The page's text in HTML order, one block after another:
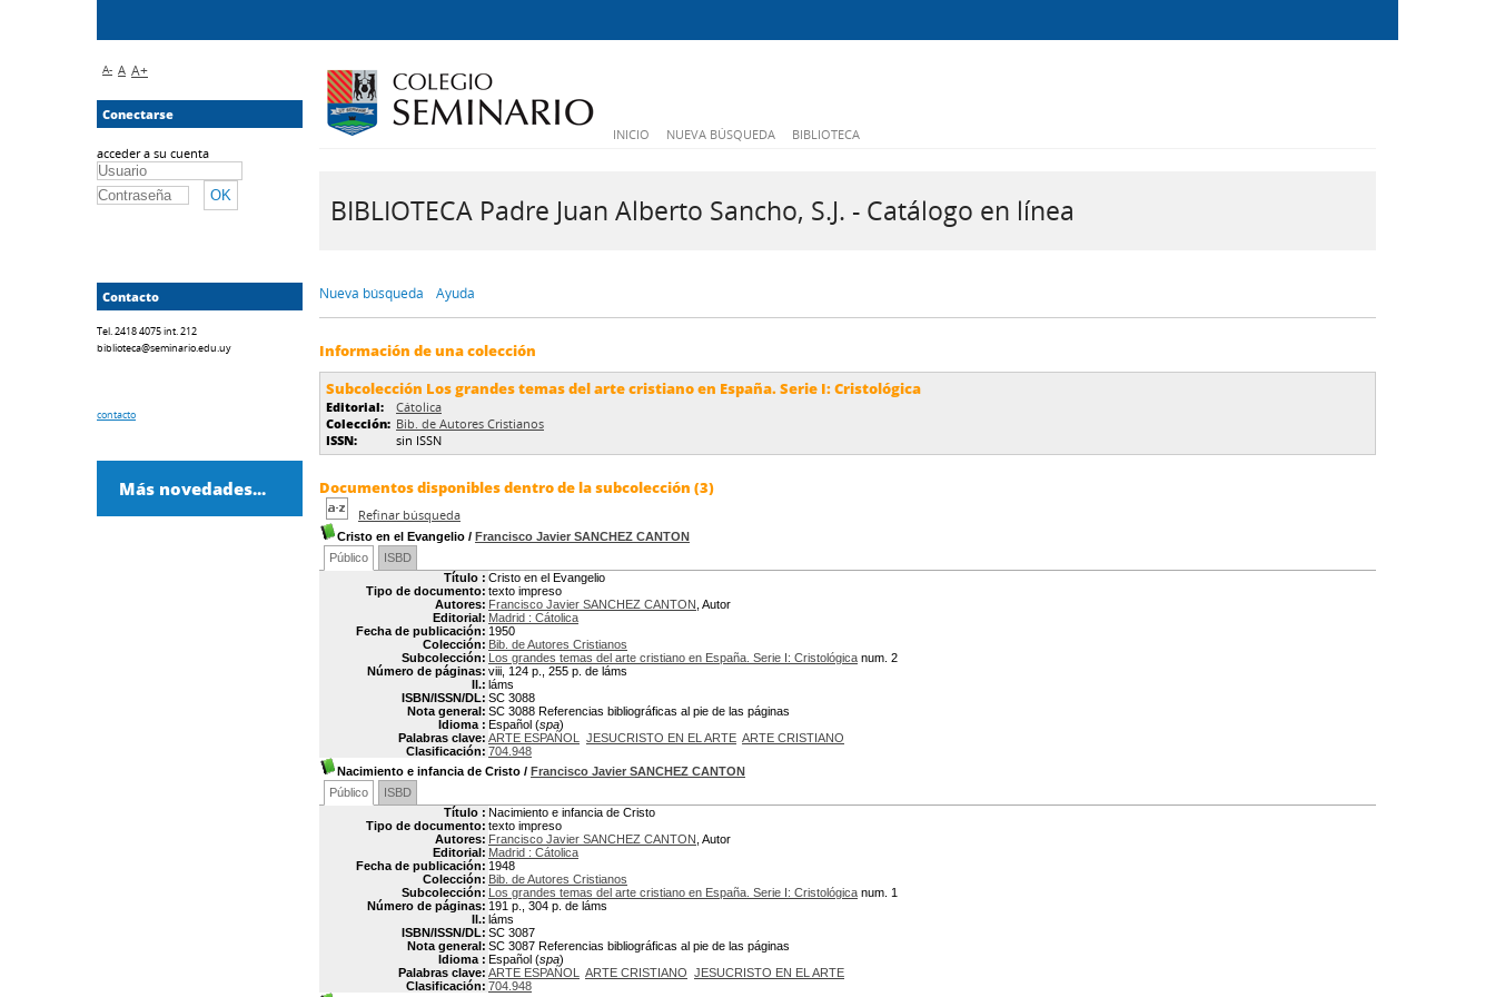
INICIO NUEVA BÚSQUEDA BIBLIOTECA
BIBLIOTECA Padre Juan Alberto Sancho, S.J. - Catálogo en línea
Nueva búsqueda Ayuda
Información de una colección
Subcolección Los grandes temas del arte cristiano en España. Serie I: Cristológica
Editorial:
Cátolica
Colección: Bib. de Autores Cristianos
ISSN:
sin ISSN
Documentos disponibles dentro de la subcolección (3)
Refinar búsqueda
Cristo en el Evangelio / Francisco Javier SANCHEZ CANTON
Público
ISBD
Título : Cristo en el Evangelio
Tipo de documento: texto impreso
Autores: Francisco Javier SANCHEZ CANTON , Autor
Editorial: Madrid : Cátolica
Fecha de publicación: 1950
Colección: Bib. de Autores Cristianos
Subcolección: Los grandes temas del arte cristiano en España. Serie I: Cristológica num. 2
Número de páginas: viii, 124 p., 255 p. de láms
Il.: láms
ISBN/ISSN/DL: SC 3088
Nota general: SC 3088 Referencias bibliográficas al pie de las páginas
Idioma : Español (spa)
Palabras clave: ARTE ESPAÑOL JESUCRISTO EN EL ARTE ARTE CRISTIANO
Clasificación: 704.948
Nacimiento e infancia de Cristo / Francisco Javier SANCHEZ CANTON
Público
ISBD
Título : Nacimiento e infancia de Cristo
Tipo de documento: texto impreso
Autores: Francisco Javier SANCHEZ CANTON , Autor
Editorial: Madrid : Cátolica
Fecha de publicación: 1948
Colección: Bib. de Autores Cristianos
Subcolección: Los grandes temas del arte cristiano en España. Serie I: Cristológica num. 1
Número de páginas: 191 p., 304 p. de láms
Il.: láms
ISBN/ISSN/DL: SC 3087
Nota general: SC 3087 Referencias bibliográficas al pie de las páginas
Idioma : Español (spa)
Palabras clave: ARTE ESPAÑOL ARTE CRISTIANO JESUCRISTO EN EL ARTE
Clasificación: 704.948
A- A A+
Conectarse
acceder a su cuenta
Contacto
Tel. 2418 4075 int. 212
biblioteca@seminario.edu.uy
contacto
Más novedades...